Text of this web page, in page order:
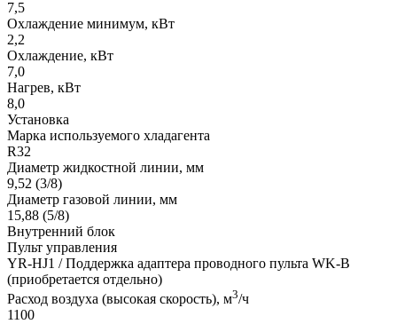
7,5
Охлаждение минимум, кВт
2,2
Охлаждение, кВт
7,0
Нагрев, кВт
8,0
Установка
Марка используемого хладагента
R32
Диаметр жидкостной линии, мм
9,52 (3/8)
Диаметр газовой линии, мм
15,88 (5/8)
Внутренний блок
Пульт управления
YR-HJ1 / Поддержка адаптера проводного пульта WK-B
(приобретается отдельно)
Расход воздуха (высокая скорость), м3/ч
1100